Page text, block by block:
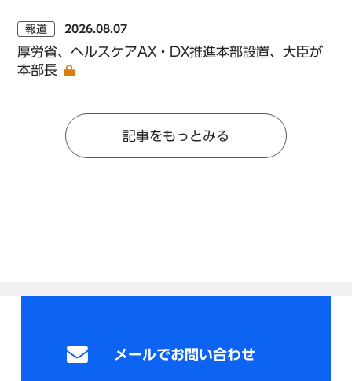
報道 2026.08.07
厚労省、ヘルスケアAX・DX推進本部設置、大臣が
本部長
記事をもっとみる
メールでお問い合わせ